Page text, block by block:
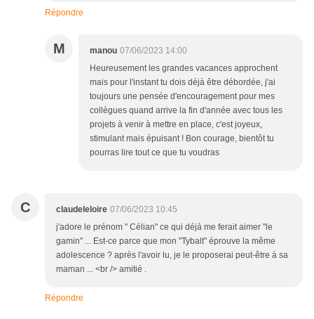
Répondre
M manou 07/06/2023 14:00
Heureusement les grandes vacances approchent
mais pour l'instant tu dois déjà être débordée, j'ai
toujours une pensée d'encouragement pour mes
collègues quand arrive la fin d'année avec tous les
projets à venir à mettre en place, c'est joyeux,
stimulant mais épuisant ! Bon courage, bientôt tu
pourras lire tout ce que tu voudras
C claudeleloire 07/06/2023 10:45
j'adore le prénom " Célian" ce qui déjà me ferait aimer "le
gamin" ... Est-ce parce que mon "Tybalt" éprouve la même
adolescence ? après l'avoir lu, je le proposerai peut-être à sa
maman ... <br /> amitié .
Répondre